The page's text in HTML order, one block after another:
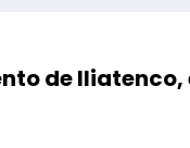
de Iliatenco,